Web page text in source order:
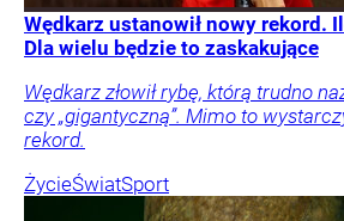
Wędkarz ustanowił nowy rekord.
Dla wielu będzie to zaskakujące
Wędkarz złowił rybę, którą trudno
czy „gigantyczną”. Mimo to
rekord.
ŻycieŚwiatSport